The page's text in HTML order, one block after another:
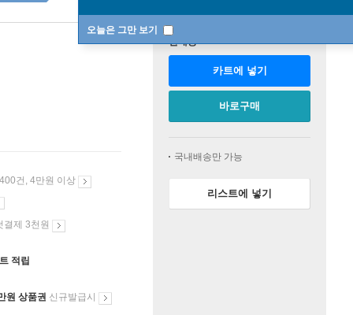
오늘은 그만 보기
건, 4만원 이상
결제 3천원
적립
원 상품권 신규발급시
판매중
카트에 넣기
바로구매
국내배송만 가능
리스트에 넣기